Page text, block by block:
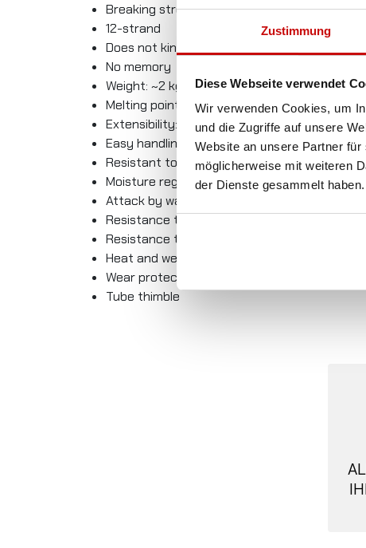
Zustimmung
Diese Webseite verwendet
Wir verwenden Cookies, um
und die Zugriffe auf unsere
Website an unsere Partner
möglicherweise mit weiteren
der Dienste gesammelt haben.
Breaking strength: 2900kgs
12-strand
Does not kink
No memory
Weight: ~2 kg
Melting point: 144℃ — 152℃
Extensibility: max. 3%
Easy handling
Resistant to UV light: very good
Moisture regain: none
Attack by water: none
Resistance to acids and alkali: excellent
Resistance to most chemicals: excellent
Heat and wear protection
Wear protection
Tube thimble